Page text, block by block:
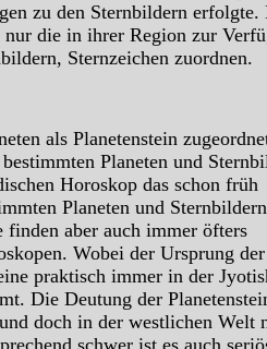
zu den Sternbildern erfolgte.
die in ihrer Region zur
Sternzeichen zuordnen.
als Planetenstein
Planeten und
Horoskop das schon früh
Planeten und Sternbildern
finden aber auch immer öfters
Wobei der Ursprung der
praktisch immer in der
Die Deutung der
doch in der westlichen Welt
schwer ist es auch